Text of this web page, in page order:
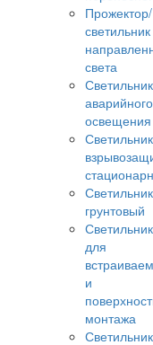
Прожектор/
светильник
света
Светильник
аварийного
освещения
Светильник
Светильник
грунтовый
Светильник
для
и
монтажа
Светильник